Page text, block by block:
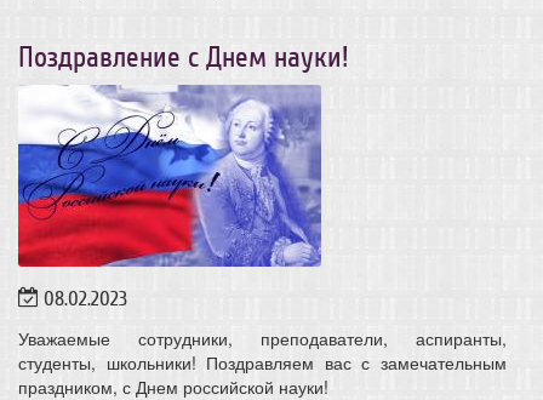
Поздравление с Днем науки!
08.02.2023
Уважаемые сотрудники, преподаватели, аспиранты,
студенты, школьники! Поздравляем вас с замечательным
праздником, с Днем российской науки!